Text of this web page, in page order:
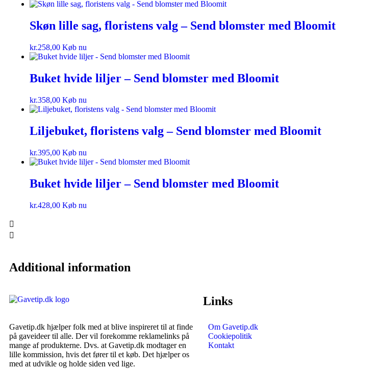
Skøn lille sag, floristens valg – Send blomster med Bloomit
kr.258,00 Køb nu
Buket hvide liljer – Send blomster med Bloomit
kr.358,00 Køb nu
Liljebuket, floristens valg – Send blomster med Bloomit
kr.395,00 Køb nu
Buket hvide liljer – Send blomster med Bloomit
kr.428,00 Køb nu
Additional information
Gavetip.dk hjælper folk med at blive inspireret til at finde
på gaveideer til alle. Der vil forekomme reklamelinks på
mange af produkterne. Dvs. at Gavetip.dk modtager en
lille kommission, hvis det fører til et køb. Det hjælper os
med at udvikle og holde siden ved lige.
Links
Om Gavetip.dk
Cookiepolitik
Kontakt